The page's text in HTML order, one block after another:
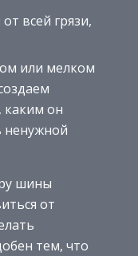
всей грязи,
или мелком
каким он
ненужной
шины
от
тем, что